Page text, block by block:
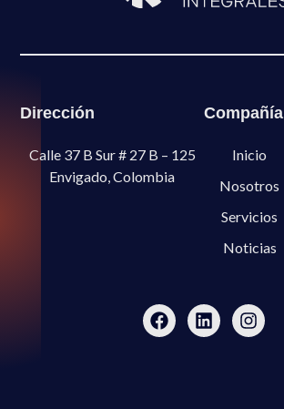
Dirección
Calle 37 B Sur # 27 B – 125
Envigado, Colombia
Compañía
Inicio
Nosotros
Servicios
Noticias
F
a
L
i
I
n